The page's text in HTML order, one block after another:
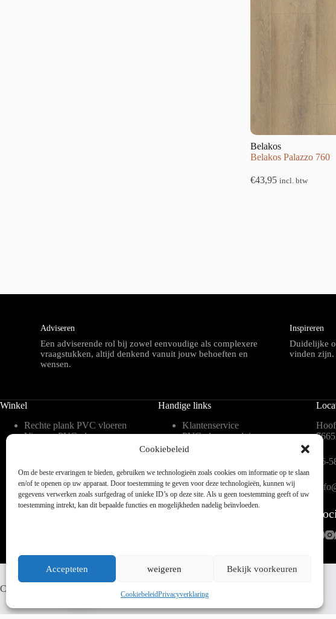
Cookiebeleid
Om de beste ervaringen te bieden, gebruiken we technologieën zoals cookies om informatie op te slaan
en/of te openen op uw apparaat. Door toestemming te geven voor deze technologieën, kunnen wij
gegevens verwerken zoals surfgedrag of unieke ID’s op deze site. Als u geen toestemming geeft of uw
toestemming intrekt, kan dit bepaalde functies en mogelijkheden nadelig beïnvloeden.
Accepteten weigeren Bekijk voorkeuren
CookiebeleidPrivacyverklaring
Belakos
Belakos Palazzo 760
€43,95 incl. btw
Adviseren
Een adviserende rol bij zowel eenvoudige als complexere
vraagstukken, altijd denkend vanuit jouw behoeften en
wensen.
Inspireren
Duidelijke
vinden zijn.
Winkel
Rechte plank PVC vloeren
Visgraat PVC vloeren
vloeren
Weense punt PVC vloeren
Verlijmbare PVC vloeren
Klik PVC vloeren
Handige links
Klantenservice
PVC vloeren advies
Inspiratie
blog
Over ons
Contact
Legservice
06-
Copyright © 2025 - WordPress thema door blocksy - Made by Jim ter Mors